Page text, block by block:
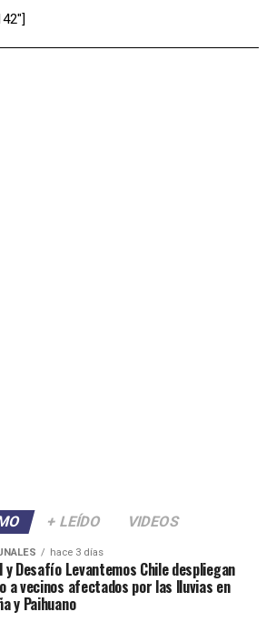
+ LEÍDO VIDEOS
hace 3 días
y Desafío Levantemos Chile despliegan
a vecinos afectados por las lluvias en
y Paihuano